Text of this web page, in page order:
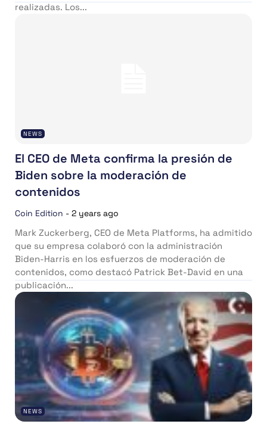
realizadas. Los...
NEWS
El CEO de Meta confirma la presión de
Biden sobre la moderación de
contenidos
Coin Edition - 2 years ago
Mark Zuckerberg, CEO de Meta Platforms, ha admitido
que su empresa colaboró con la administración
Biden-Harris en los esfuerzos de moderación de
contenidos, como destacó Patrick Bet-David en una
publicación...
NEWS